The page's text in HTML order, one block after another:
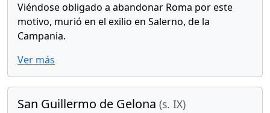
Viéndose obligado a abandonar Roma por este
motivo, murió en el exilio en Salerno, de la
Campania.
Ver más
San Guillermo de Gelona (s. IX)